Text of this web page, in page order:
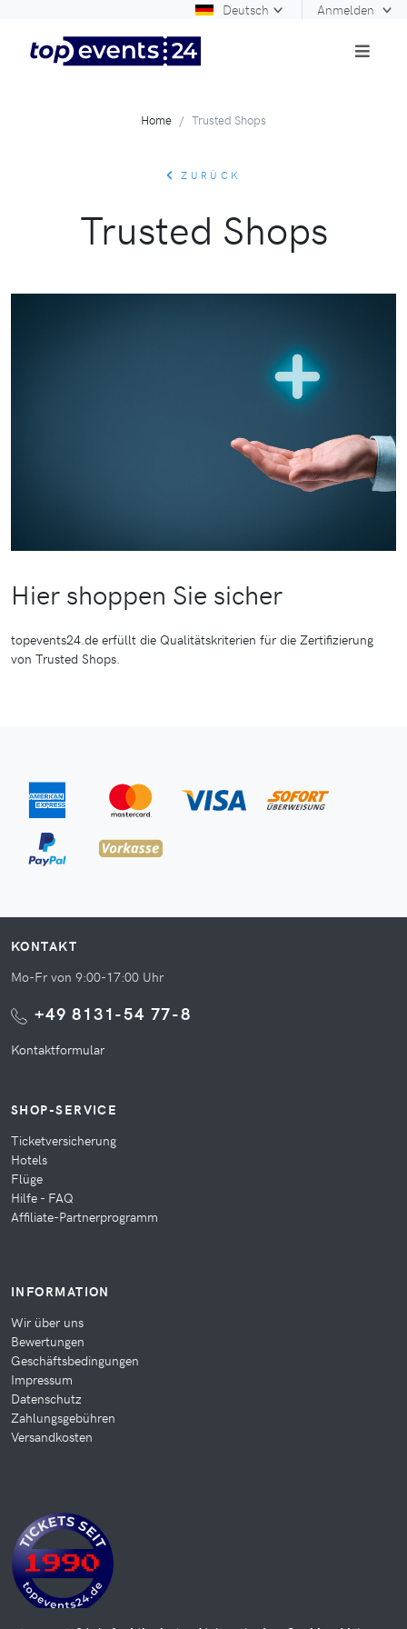
Deutsch Anmelden
Home Trusted Shops
ZURÜCK
Trusted Shops
Hier shoppen Sie sicher
topevents24.de erfüllt die Qualitätskriterien für die Zertifizierung
von Trusted Shops.
KONTAKT
Mo-Fr von 9:00-17:00 Uhr
+49 8131-54 77-8
Kontaktformular
SHOP-SERVICE
Ticketversicherung
Hotels
Flüge
Hilfe - FAQ
Affiliate-Partnerprogramm
INFORMATION
Wir über uns
Bewertungen
Geschäftsbedingungen
Impressum
Datenschutz
Zahlungsgebühren
Versandkosten